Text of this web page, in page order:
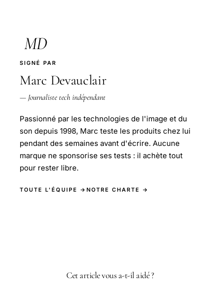
MD
SIGNÉ PAR
Marc Devauclair
— Journaliste tech indépendant
Passionné par les technologies de l'image et du
son depuis 1998, Marc teste les produits chez lui
pendant des semaines avant d'écrire. Aucune
marque ne sponsorise ses tests : il achète tout
pour rester libre.
TOUTE L'ÉQUIPE → NOTRE CHARTE →
Cet article vous a-t-il aidé ?